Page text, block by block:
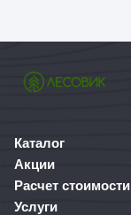
Каталог
Акции
Расчет стоимости
Услуги